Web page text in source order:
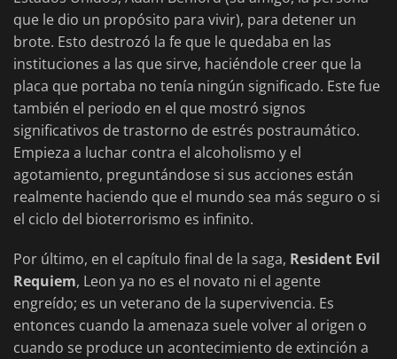
que le dio un propósito para vivir), para detener un
brote. Esto destrozó la fe que le quedaba en las
instituciones a las que sirve, haciéndole creer que la
placa que portaba no tenía ningún significado. Este fue
también el periodo en el que mostró signos
significativos de trastorno de estrés postraumático.
Empieza a luchar contra el alcoholismo y el
agotamiento, preguntándose si sus acciones están
realmente haciendo que el mundo sea más seguro o si
el ciclo del bioterrorismo es infinito.
Por último, en el capítulo final de la saga, Resident Evil
Requiem, Leon ya no es el novato ni el agente
engreído; es un veterano de la supervivencia. Es
entonces cuando la amenaza suele volver al origen o
cuando se produce un acontecimiento de extinción a